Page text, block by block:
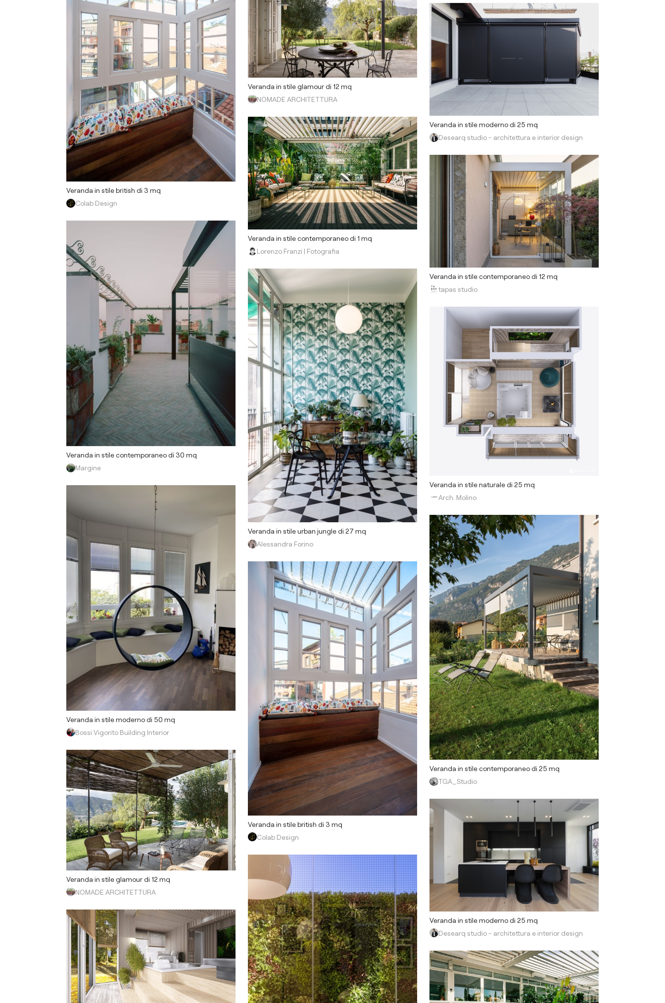
Veranda in stile british di 3 mq
Colab Design
Veranda in stile contemporaneo di 30 mq
Margine
Veranda in stile moderno di 50 mq
Bossi Vigorito Building Interior
Veranda in stile glamour di 12 mq
NOMADE ARCHITETTURA
Veranda in stile glamour di 12 mq
NOMADE ARCHITETTURA
Veranda in stile contemporaneo di 1 mq
Lorenzo Franzi | Fotografia
Veranda in stile urban jungle di 27 mq
Alessandra Forino
Veranda in stile british di 3 mq
Colab Design
Veranda in stile moderno di 25 mq
Desearq studio - architettura e interior design
Veranda in stile contemporaneo di 12 mq
tapas studio
Veranda in stile naturale di 25 mq
Arch. Molino
Veranda in stile contemporaneo di 25 mq
TGA_Studio
Veranda in stile moderno di 25 mq
Desearq studio - architettura e interior design